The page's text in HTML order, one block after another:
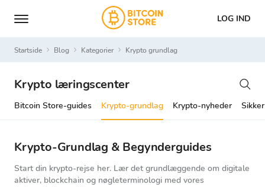
LOG IND
Startside Blog Kategorier krypto grundlag
Krypto læringscenter
Bitcoin Store-guides Krypto-grundlag Krypto-nyheder
Krypto-Grundlag & Begynderguides
Start din krypto-rejse her. Lær det grundlæggende om digitale
aktiver, blockchain og nøgleterminologi med vores